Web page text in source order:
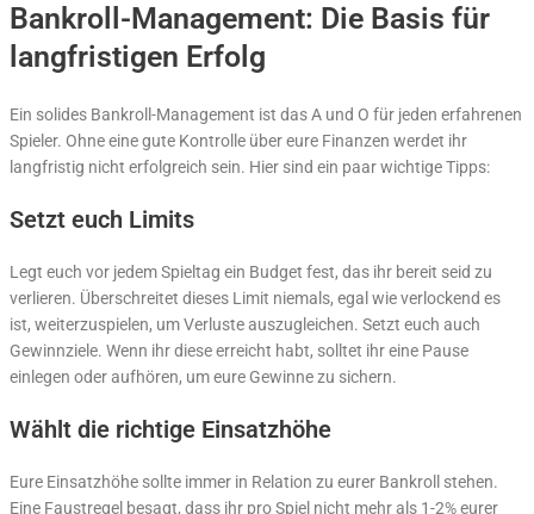
Bankroll-Management: Die Basis für
langfristigen Erfolg
Ein solides Bankroll-Management ist das A und O für jeden erfahrenen
Spieler. Ohne eine gute Kontrolle über eure Finanzen werdet ihr
langfristig nicht erfolgreich sein. Hier sind ein paar wichtige Tipps:
Setzt euch Limits
Legt euch vor jedem Spieltag ein Budget fest, das ihr bereit seid zu
verlieren. Überschreitet dieses Limit niemals, egal wie verlockend es
ist, weiterzuspielen, um Verluste auszugleichen. Setzt euch auch
Gewinnziele. Wenn ihr diese erreicht habt, solltet ihr eine Pause
einlegen oder aufhören, um eure Gewinne zu sichern.
Wählt die richtige Einsatzhöhe
Eure Einsatzhöhe sollte immer in Relation zu eurer Bankroll stehen.
Eine Faustregel besagt, dass ihr pro Spiel nicht mehr als 1-2% eurer